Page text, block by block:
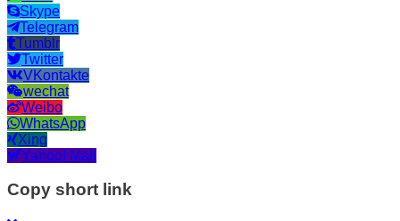
Skype
Telegram
Tumblr
Twitter
VKontakte
wechat
Weibo
WhatsApp
Xing
Yahoo! Mail
Copy short link